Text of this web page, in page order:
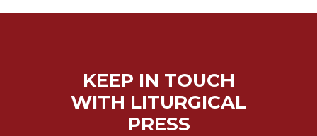
KEEP IN TOUCH
WITH LITURGICAL
PRESS